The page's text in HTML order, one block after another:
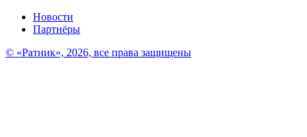
Новости
Партнёры
© «Ратник», 2026, все права защищены